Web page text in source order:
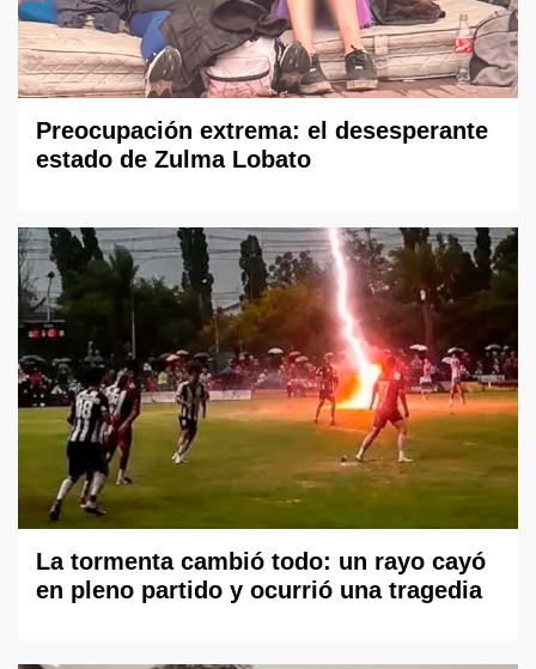
Preocupación extrema: el desesperante
estado de Zulma Lobato
La tormenta cambió todo: un rayo cayó
en pleno partido y ocurrió una tragedia